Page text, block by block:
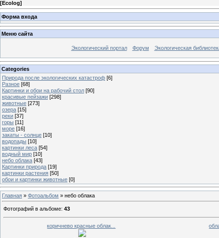
[Ecolog]
Форма входа
Меню сайта
Экологический портал Форум Экологическая
Categories
Природа после экологических катастроф [6]
Разное [68]
Картинки и обои на рабочий стол [90]
красивые пейзажи [298]
животные [273]
озера [15]
реки [37]
горы [11]
море [16]
закаты - солнце [10]
водопады [10]
картинки леса [54]
водный мир [10]
небо облака [43]
Картинки природа [19]
картинки растения [50]
обои и картинки животные [0]
Главная » Фотоальбом » небо облака
Фотографий в альбоме: 43
коричнево красные облак...